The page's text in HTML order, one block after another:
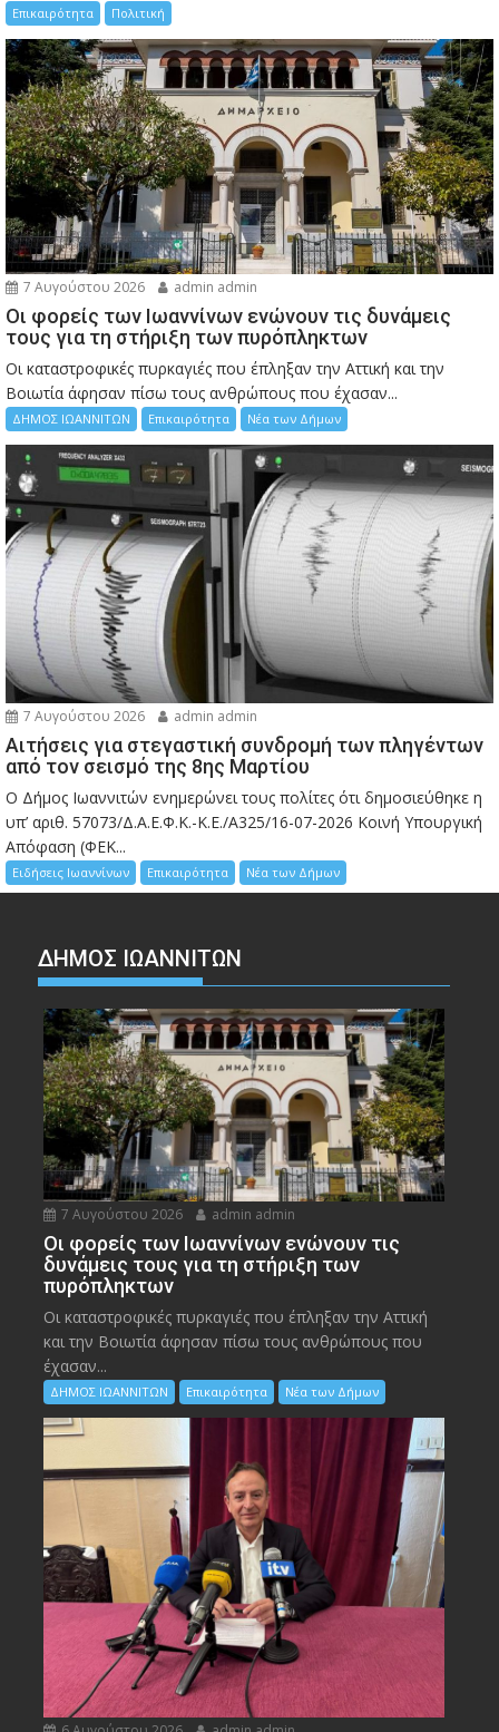
Επικαιρότητα Πολιτική
7 Αυγούστου 2026 admin admin
Οι φορείς των Ιωαννίνων ενώνουν τις δυνάμεις
τους για τη στήριξη των πυρόπληκτων
Οι καταστροφικές πυρκαγιές που έπληξαν την Αττική και την
Bοιωτία άφησαν πίσω τους ανθρώπους που έχασαν...
ΔΗΜΟΣ ΙΩΑΝΝΙΤΩΝ Επικαιρότητα Νέα των Δήμων
7 Αυγούστου 2026 admin admin
Αιτήσεις για στεγαστική συνδρομή των πληγέντων
από τον σεισμό της 8ης Μαρτίου
Ο Δήμος Ιωαννιτών ενημερώνει τους πολίτες ότι δημοσιεύθηκε η
υπ’ αριθ. 57073/Δ.Α.Ε.Φ.Κ.-Κ.Ε./Α325/16-07-2026 Κοινή Υπουργική
Απόφαση (ΦΕΚ...
Ειδήσεις Ιωαννίνων Επικαιρότητα Νέα των Δήμων
ΔΗΜΟΣ ΙΩΑΝΝΙΤΩΝ
7 Αυγούστου 2026 admin admin
Οι φορείς των Ιωαννίνων ενώνουν τις
δυνάμεις τους για τη στήριξη των
πυρόπληκτων
Οι καταστροφικές πυρκαγιές που έπληξαν την Αττική
και την Bοιωτία άφησαν πίσω τους ανθρώπους που
έχασαν...
ΔΗΜΟΣ ΙΩΑΝΝΙΤΩΝ Επικαιρότητα Νέα των Δήμων